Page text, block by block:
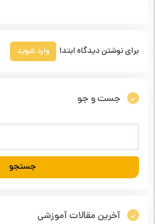
برای نوشتن دیدگاه ابتدا وارد شوید
جست و جو
آخرین مقالات آموزشی